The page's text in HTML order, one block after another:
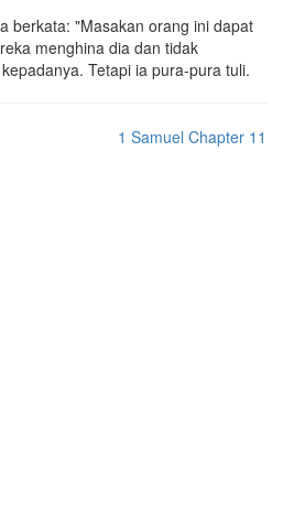
berkata: "Masakan orang ini dapat
menghina dia dan tidak
Tetapi ia pura-pura tuli.
1 Samuel Chapter 11